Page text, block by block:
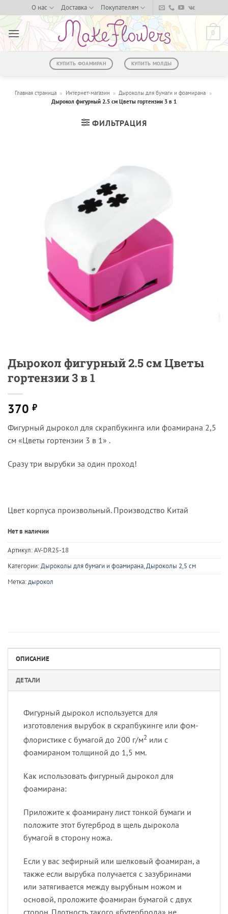
to
content
О нас Доставка Покупателям
0
КУПИТЬ ФОАМИРАН КУПИТЬ МОЛДЫ
Главная страница » Интернет-магазин » Дыроколы для бумаги и фоамирана »
Дырокол фигурный 2.5 см Цветы гортензии 3 в 1
ФИЛЬТРАЦИЯ
Дырокол фигурный 2.5 см Цветы
гортензии 3 в 1
370 ₽
Фигурный дырокол для скрапбукинга или фоамирана 2,5
см «Цветы гортензии 3 в 1» .
Сразу три вырубки за один проход!
Цвет корпуса произвольный. Производство Китай
Нет в наличии
Артикул:AV-DR25-18
Категории:Дыроколы для бумаги и фоамирана,Дыроколы 2,5 см
Метка:дырокол
ОПИСАНИЕ
ДЕТАЛИ
Фигурный дырокол используется для
изготовления вырубок в скрапбукинге или фом-
флористике с бумагой до 200 г/м2 или с
фоамираном толщиной до 1,5 мм.
Как использовать фигурный дырокол для
фоамирана:
Приложите к фоамирану лист тонкой бумаги и
положите этот бутерброд в щель дырокола
бумагой в сторону ножа.
Если у вас зефирный или шелковый фоамиран, а
также если вырубка получается с зазубринами
или затягивается между вырубным ножом и
основой, проложите фоамиран бумагой с двух
сторон. Плотность такого «бутерброда» не